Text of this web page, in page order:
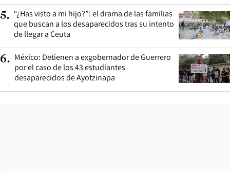
5. “¿Has visto a mi hijo?”: el drama de las familias
que buscan a los desaparecidos tras su intento
de llegar a Ceuta
6. México: Detienen a exgobernador de Guerrero
por el caso de los 43 estudiantes
desaparecidos de Ayotzinapa